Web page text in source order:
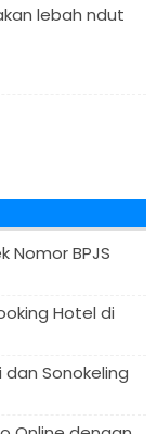
lebah ndut
Nomor BPJS
Hotel di
Sonokeling